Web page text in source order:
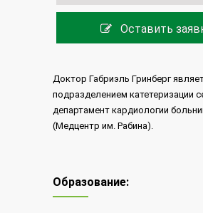
Оставить
Доктор Габриэль Гринберг
подразделением катетеризации
департамент кардиологии
(Медцентр им. Рабина).
Образование: